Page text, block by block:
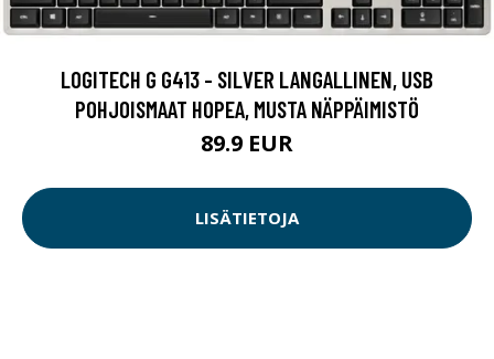
LOGITECH G G413 - SILVER LANGALLINEN, USB
POHJOISMAAT HOPEA, MUSTA NÄPPÄIMISTÖ
89.9 EUR
LISÄTIETOJA